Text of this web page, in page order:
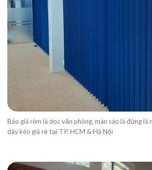
Báo giá rèm lá dọc văn phòng, màn sáo lá đứng lá
dây kéo giá rẻ tại TP. HCM & Hà Nội